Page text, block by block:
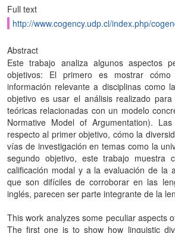
Full text
http://www.cogency.udp.cl/index.php/
Abstract
Este trabajo analiza algunos aspectos
objetivos: El primero es mostrar
información relevante a disciplinas como
objetivo es usar el análisis realizado
teóricas relacionadas con un modelo
Normative Model of Argumentation).
respecto al primer objetivo, cómo la
vías de investigación en temas como la
segundo objetivo, este trabajo muestra
calificación modal y a la evaluación de la
que son difíciles de corroborar en las
inglés, parecen ser parte integrante de la
This work analyzes some peculiar aspects
The first one is to show how linguistic